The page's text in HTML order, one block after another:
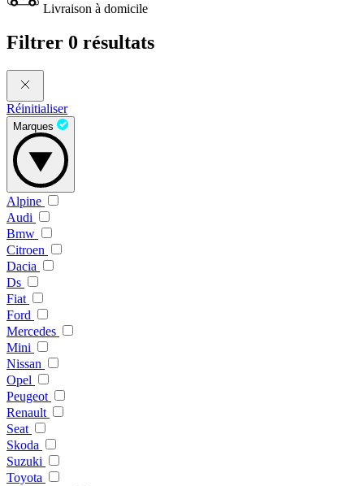
Livraison à domicile
Filtrer 0 résultats
Réinitialiser
Marques
Alpine
Audi
Bmw
Citroen
Dacia
Ds
Fiat
Ford
Mercedes
Mini
Nissan
Opel
Peugeot
Renault
Seat
Skoda
Suzuki
Toyota